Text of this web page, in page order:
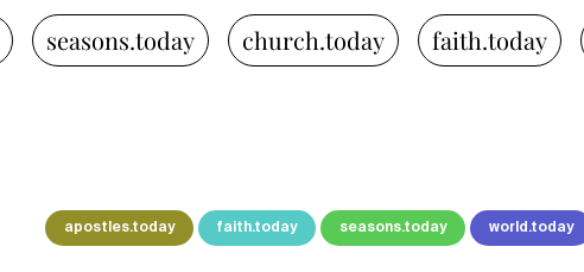
seasons.today church.today faith.today
apostles.today faith.today seasons.today world.today